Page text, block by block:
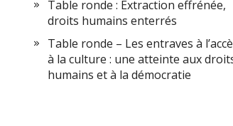
Table ronde : Extraction effrénée,
droits humains enterrés
Table ronde – Les entraves à
à la culture : une atteinte aux
humains et à la démocratie